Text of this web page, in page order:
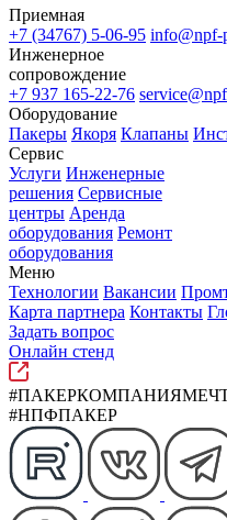
Приемная
+7 (34767) 5-06-95 info@npf-
Инженерное
сопровождение
+7 937 165-22-76
Оборудование
Пакеры Якоря Клапаны
Сервис
Услуги Инженерные
решения Сервисные
центры Аренда
оборудования Ремонт
оборудования
Меню
Технологии Вакансии
Карта партнера Контакты
Задать вопрос
Онлайн стенд
#НПФПАКЕР